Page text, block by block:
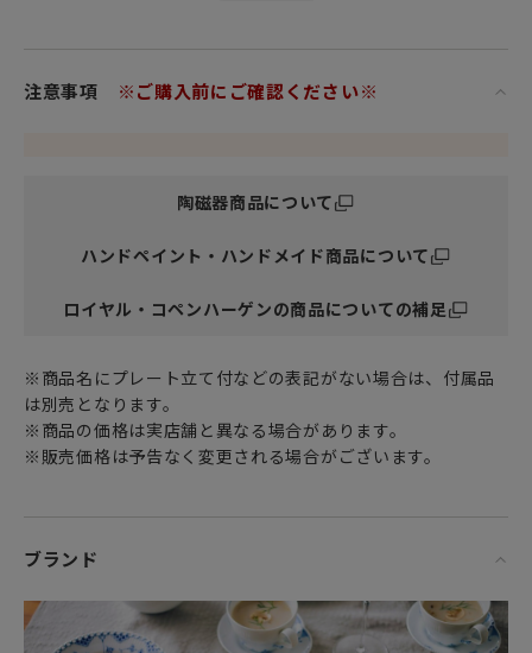
2025年のイースターは4月20日 日曜日。
ロイヤルコペンハーゲン スプリングコレクション 2025イー
陶器製（卵型）オーナメントに真鍮で止められた綺麗な紐が
より洗練された上品なデザインとなっております。
リストが
よみがえったことを記念する日。
クリスマスと言えばクリスマスツリーですが
イースターと言えば「イースターエッグ」。
にかけたり
春の訪れのお祝いをぜひ。
ちなみにデンマークでは、イースターを「ポスケ」と呼び
注意事項 ※ご購入前にご確認ください※
陶磁器商品について
ハンドペイント・ハンドメイド商品について
ロイヤル・コペンハーゲンの商品についての補足
※商品名にプレート立て付などの表記がない場合は、付属品
は別売となります。
※商品の価格は実店舗と異なる場合があります。
※販売価格は予告なく変更される場合がございます。
ブランド